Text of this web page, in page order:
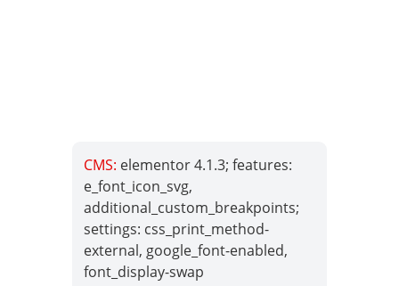
CMS: elementor 4.1.3; features:
e_font_icon_svg,
additional_custom_breakpoints;
settings: css_print_method-
external, google_font-enabled,
font_display-swap